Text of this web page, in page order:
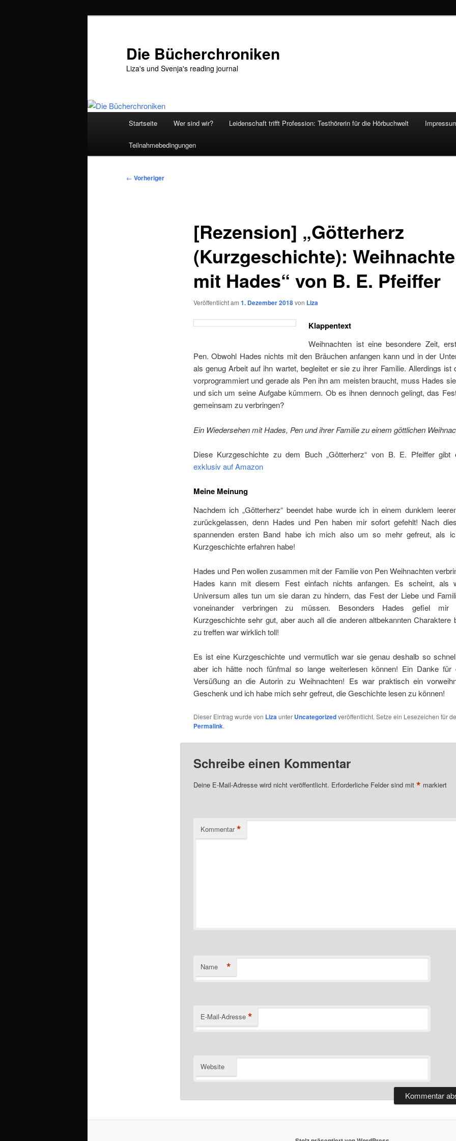
Die Bücherchroniken
Liza's und Svenja's reading journal
Startseite Wer sind wir? Leidenschaft trifft Profession: Testhörerin für die Hörbuchwelt
Teilnahmebedingungen
Beitragsnavigation
← Vorheriger
[Rezension] „Götterherz
(Kurzgeschichte):
mit Hades“ von B. E. Pfeiffer
Veröffentlicht am 1. Dezember 2018von Liza
Klappentext
Weihnachten ist eine besondere Zeit,
Pen. Obwohl Hades nichts mit den Bräuchen anfangen kann und in der
als genug Arbeit auf ihn wartet, begleitet er sie zu ihrer Familie. Allerdings ist
vorprogrammiert und gerade als Pen ihn am meisten braucht, muss Hades
und sich um seine Aufgabe kümmern. Ob es ihnen dennoch gelingt, das
gemeinsam zu verbringen?
Ein Wiedersehen mit Hades, Pen und ihrer Familie zu einem göttlichen
Diese Kurzgeschichte zu dem Buch „Götterherz“ von B. E. Pfeiffer gibt
exklusiv auf Amazon
Meine Meinung
Nachdem ich „Götterherz“ beendet habe wurde ich in einem dunklem
zurückgelassen, denn Hades und Pen haben mir sofort gefehlt! Nach
spannenden ersten Band habe ich mich also um so mehr gefreut, als
Kurzgeschichte erfahren habe!
Hades und Pen wollen zusammen mit der Familie von Pen Weihnachten
Hades kann mit diesem Fest einfach nichts anfangen. Es scheint, als
Universum alles tun um sie daran zu hindern, das Fest der Liebe und
voneinander verbringen zu müssen. Besonders Hades gefiel
Kurzgeschichte sehr gut, aber auch all die anderen altbekannten Charaktere
zu treffen war wirklich toll!
Es ist eine Kurzgeschichte und vermutlich war sie genau deshalb so
aber ich hätte noch fünfmal so lange weiterlesen können! Ein Danke für
Versüßung an die Autorin zu Weihnachten! Es war praktisch ein
Geschenk und ich habe mich sehr gefreut, die Geschichte lesen zu können!
Dieser Eintrag wurde von Lizaunter Uncategorizedveröffentlicht. Setze ein Lesezeichen für
Permalink.
Schreibe einen Kommentar
Deine E-Mail-Adresse wird nicht veröffentlicht. Erforderliche Felder sind mit * markiert
Kommentar *
Name *
E-Mail-Adresse *
Website